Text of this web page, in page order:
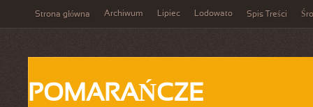
Strona główna Archiwum Lipiec Lodowato Spis Treści
POMARAŃCZE